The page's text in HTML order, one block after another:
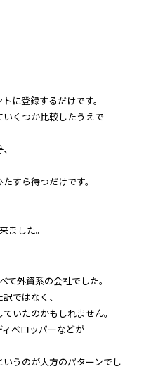
に登録するだけです。
くつか比較したうえで
すら待つだけです。
ました。
て外資系の会社でした。
ではなく、
いたのかもしれません。
ベロッパーなどが
うのが大方のパターンでし